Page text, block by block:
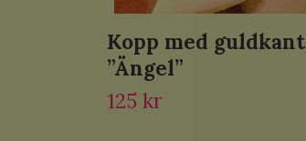
Kopp med guldkant
”Ängel”
125 kr